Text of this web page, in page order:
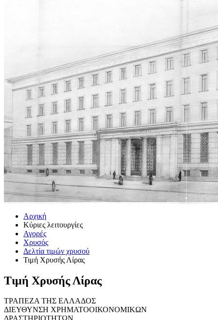
Αρχική
Κύριες λειτουργίες
Αγορές
Χρυσός
Δελτία τιμών χρυσού
Τιμή Χρυσής Λίρας
Τιμή Χρυσής Λίρας
ΤΡΑΠΕΖΑ ΤΗΣ ΕΛΛΑΔΟΣ
ΔΙΕΥΘΥΝΣΗ ΧΡΗΜΑΤΟΟΙΚΟΝΟΜΙΚΩΝ